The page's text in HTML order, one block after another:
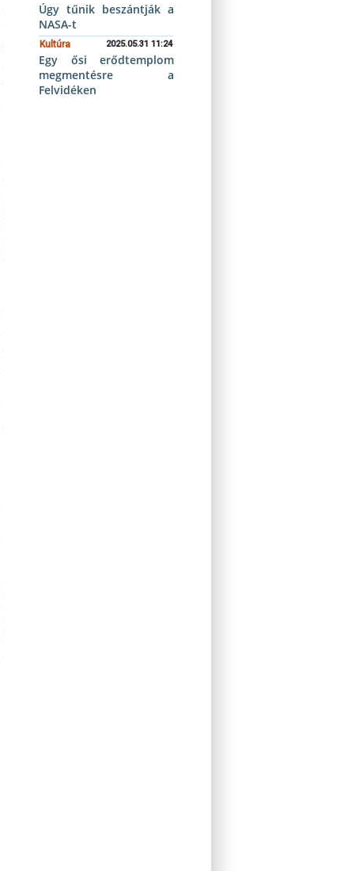
Úgy tűnik beszántják a
NASA-t
Kultúra 2025.05.31 11:24
Egy ősi erődtemplom
megmentésre a
Felvidéken